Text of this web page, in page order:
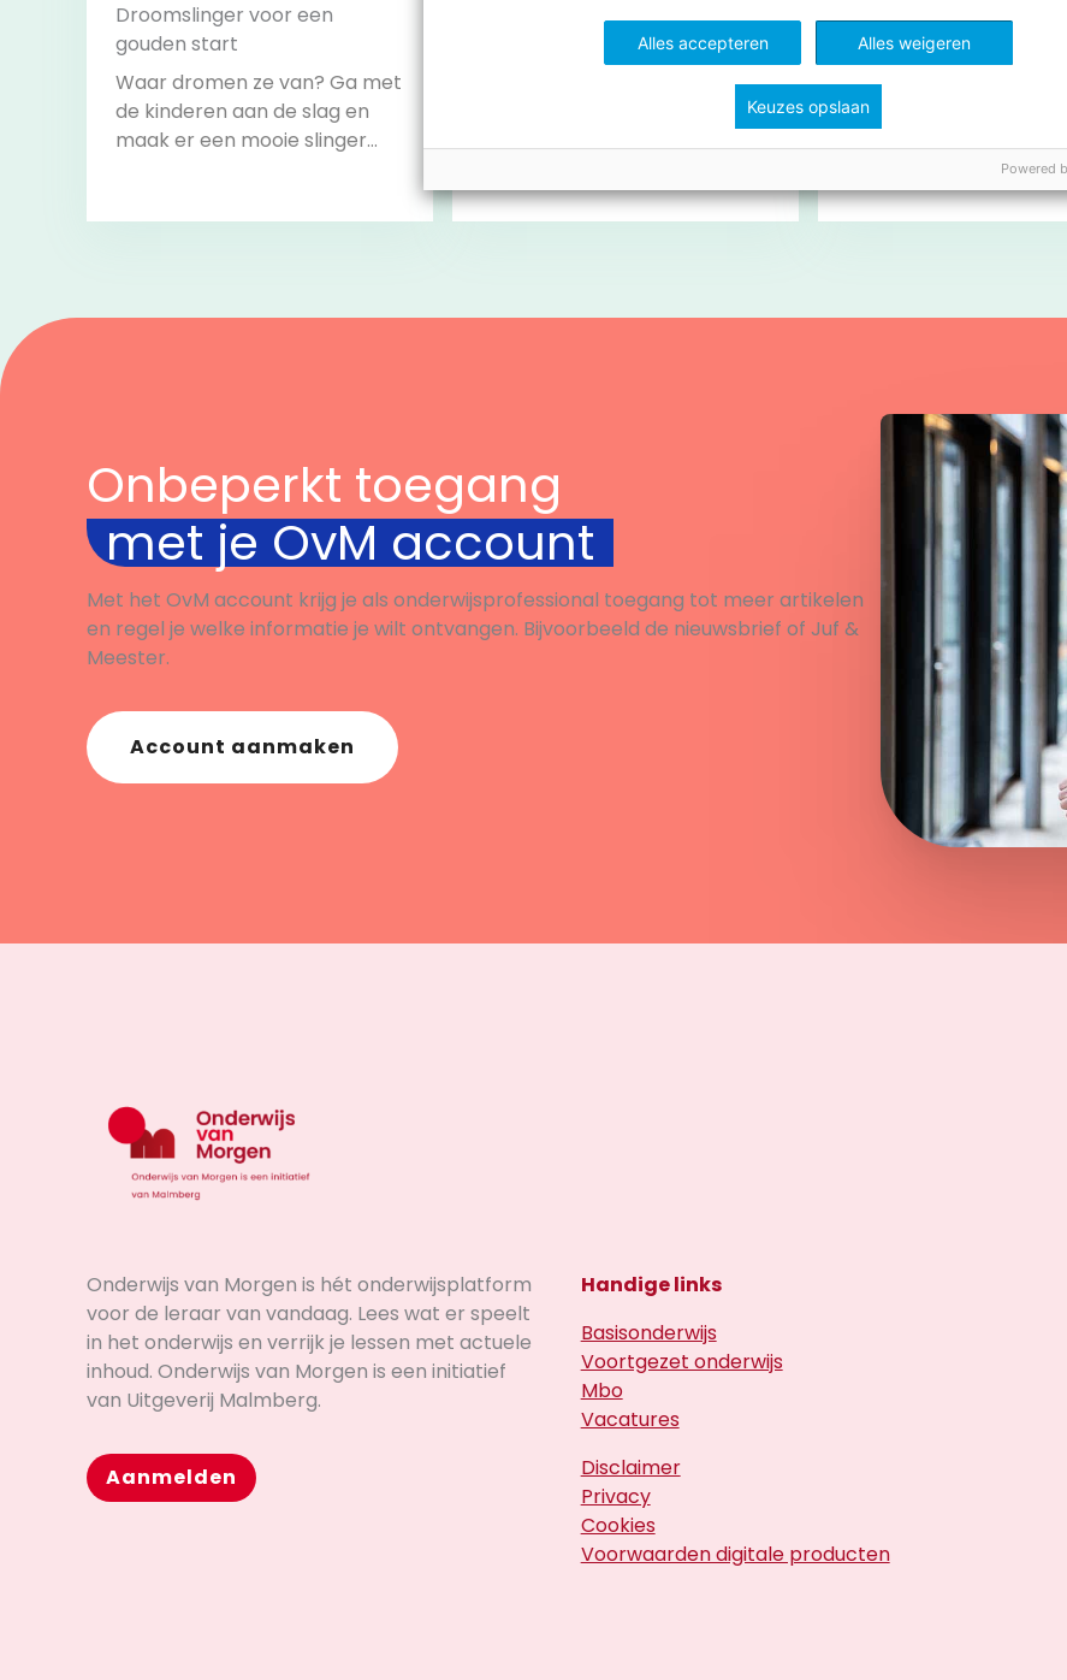
Droomslinger voor een
gouden start
Waar dromen ze van? Ga met
de kinderen aan de slag en
maak er een mooie slinger
challenge! Lukt het jullie om
alle challenges te
volbrengen? Klaar voor de
Lijn 3: aftellen naar de
Aftelkalender naar
Sinterklaas.
Onbeperkt toegang
met je OvM account
Met het OvM account krijg je als onderwijsprofessional toegang tot meer artikelen
en regel je welke informatie je wilt ontvangen. Bijvoorbeeld de nieuwsbrief of Juf &
Meester.
Account aanmaken
Onderwijs van Morgen is hét onderwijsplatform
voor de leraar van vandaag. Lees wat er speelt
in het onderwijs en verrijk je lessen met actuele
inhoud. Onderwijs van Morgen is een initiatief
van Uitgeverij Malmberg.
Aanmelden
Handige links
Basisonderwijs
Voortgezet onderwijs
Mbo
Vacatures
Disclaimer
Privacy
Cookies
Voorwaarden digitale producten
Alles accepteren Alles weigeren
Keuzes opslaan
Powered